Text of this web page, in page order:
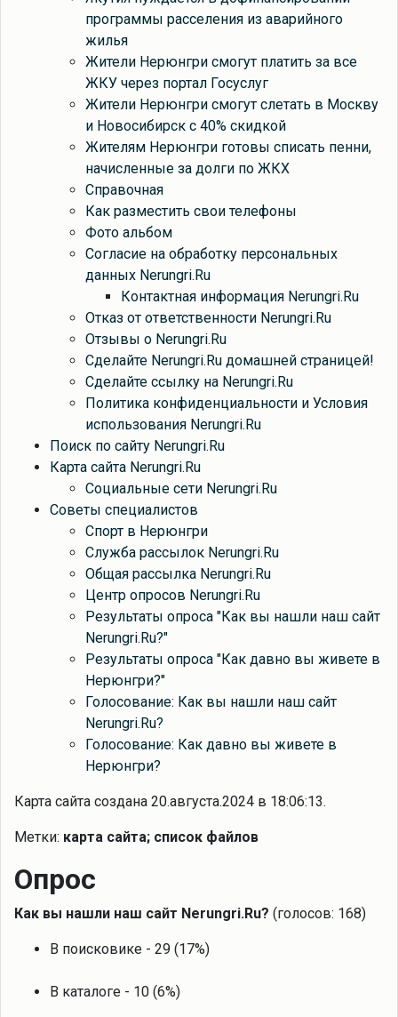
программы расселения из аварийного
жилья
Жители Нерюнгри смогут платить за все
ЖКУ через портал Госуслуг
Жители Нерюнгри смогут слетать в Москву
и Новосибирск с 40% скидкой
Жителям Нерюнгри готовы списать пенни,
начисленные за долги по ЖКХ
Справочная
Как разместить свои телефоны
Фото альбом
Cогласие на обработку персональных
данных Nerungri.Ru
Контактная информация Nerungri.Ru
Отказ от ответственности Nerungri.Ru
Отзывы о Nerungri.Ru
Сделайте Nerungri.Ru домашней страницей!
Сделайте ссылку на Nerungri.Ru
Политика конфиденциальности и Условия
использования Nerungri.Ru
Поиск по сайту Nerungri.Ru
Карта сайта Nerungri.Ru
Социальные сети Nerungri.Ru
Советы специалистов
Спорт в Нерюнгри
Служба рассылок Nerungri.Ru
Общая рассылка Nerungri.Ru
Центр опросов Nerungri.Ru
Результаты опроса "Как вы нашли наш сайт
Nerungri.Ru?"
Результаты опроса "Как давно вы живете в
Нерюнгри?"
Голосование: Как вы нашли наш сайт
Nerungri.Ru?
Голосование: Как давно вы живете в
Нерюнгри?
Карта сайта создана 20.августа.2024 в 18:06:13.
Метки: карта сайта; список файлов
Опрос
Как вы нашли наш сайт Nerungri.Ru? (голосов: 168)
В поисковике - 29 (17%)
В каталоге - 10 (6%)